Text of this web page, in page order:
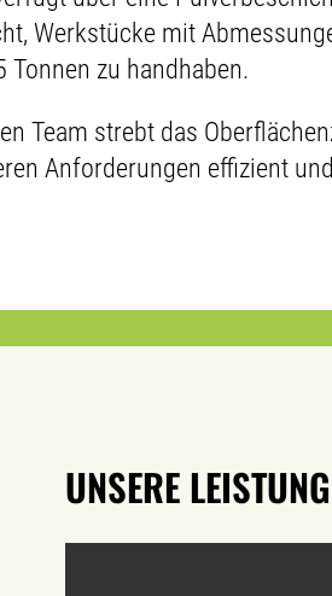
Werkstücke mit
Tonnen zu handhaben.
Team strebt das
Anforderungen effizient
UNSERE